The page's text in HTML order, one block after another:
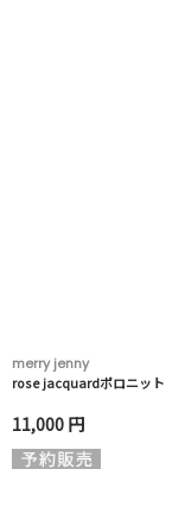
merry jenny
rose jacquardポロニット
11,000 円